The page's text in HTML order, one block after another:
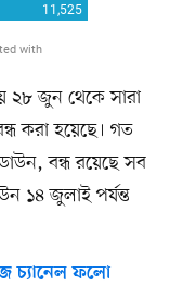
২৮ জুন থেকে সারা
করা হয়েছে। গত
বন্ধ রয়েছে সব
১৪ জুলাই পর্যন্ত
চ্যানেল ফলো